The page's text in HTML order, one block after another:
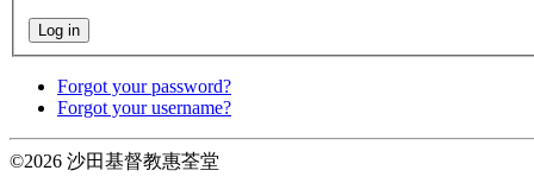
Forgot your password?
Forgot your username?
©2026 沙田基督教惠荃堂